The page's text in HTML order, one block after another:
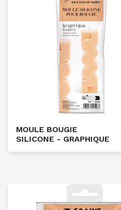
MOULE BOUGIE
SILICONE - GRAPHIQUE